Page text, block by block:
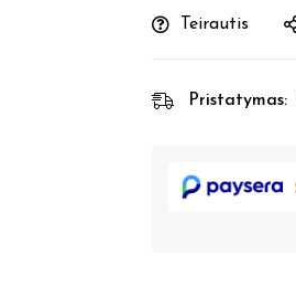
Teirautis
Pristatymas: